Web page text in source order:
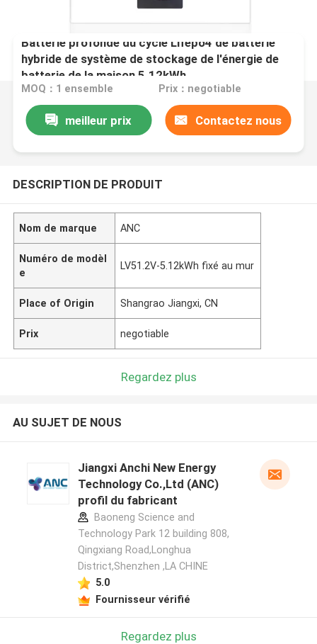
Batterie profonde du cycle Lifepo4 de batterie
hybride de système de stockage de l'énergie de
batterie de la maison 5.12kWh
MOQ：1 ensemble Prix：negotiable
meilleur prix Contactez nous
DESCRIPTION DE PRODUIT
Nom de marque ANC
Numéro de modèl
e
LV51.2V-5.12kWh fixé au mur
Place of Origin Shangrao Jiangxi, CN
Prix negotiable
Regardez plus
AU SUJET DE NOUS
Jiangxi Anchi New Energy
Technology Co.,Ltd (ANC)
profil du fabricant
Baoneng Science and
Technology Park 12 building 808,
Qingxiang Road,Longhua
District,Shenzhen ,LA CHINE
5.0
Fournisseur vérifié
Regardez plus